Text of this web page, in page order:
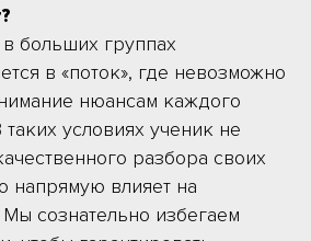
больших группах
в «поток», где невозможно
нюансам каждого
таких условиях ученик не
разбора своих
напрямую влияет на
Мы сознательно избегаем